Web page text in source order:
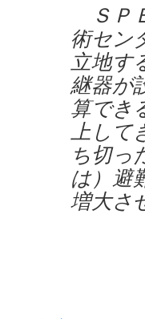
ＳＰ
術セン
立地す
継器が
算でき
上して
ち切っ
は）避
増大さ